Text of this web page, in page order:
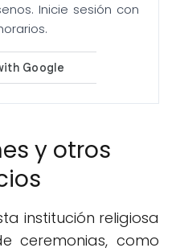
Inicie sesión con
y otros
institución religiosa
ceremonias, como